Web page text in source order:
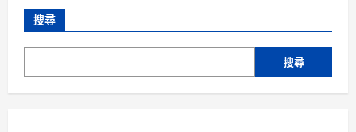
搜尋
搜尋